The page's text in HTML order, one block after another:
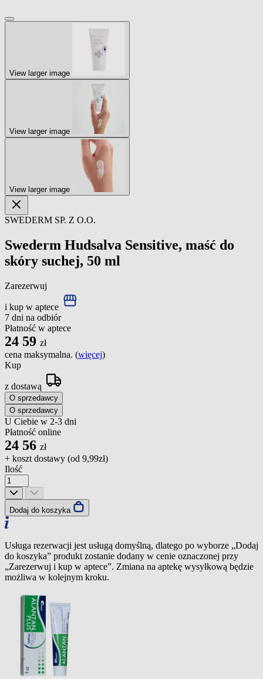
View larger image
View larger image
View larger image
SWEDERM SP. Z O.O.
Swederm Hudsalva Sensitive, maść do
skóry suchej, 50 ml
Zarezerwuj
i kup w aptece
7 dni na odbiór
Płatność w aptece
24 59 zł
cena maksymalna. (więcej)
Kup
z dostawą
O sprzedawcy
O sprzedawcy
U Ciebie w 2-3 dni
Płatność online
24 56 zł
+ koszt dostawy (od 9,99zł)
Ilość
Dodaj do koszyka
Usługa rezerwacji jest usługą domyślną, dlatego po wyborze „Dodaj
do koszyka” produkt zostanie dodany w cenie oznaczonej przy
„Zarezerwuj i kup w aptece”. Zmiana na aptekę wysyłkową będzie
możliwa w kolejnym kroku.